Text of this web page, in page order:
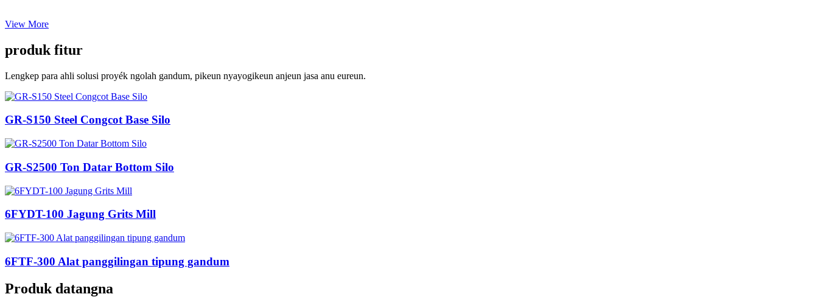
View More
produk fitur
Lengkep para ahli solusi proyék ngolah gandum, pikeun nyayogikeun anjeun jasa anu eureun.
GR-S150 Steel Congcot Base Silo
GR-S2500 Ton Datar Bottom Silo
6FYDT-100 Jagung Grits Mill
6FTF-300 Alat panggilingan tipung gandum
Produk datangna